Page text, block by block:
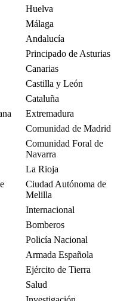
Huelva
Málaga
Andalucía
Principado de Asturias
Canarias
Castilla y León
Cataluña
Extremadura
Comunidad de Madrid
Comunidad Foral de
Navarra
La Rioja
Ciudad Autónoma de
Melilla
Internacional
Bomberos
Policía Nacional
Armada Española
Ejército de Tierra
Salud